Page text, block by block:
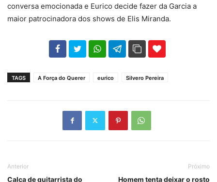
conversa emocionada e Eurico decide fazer da Garcia a
maior patrocinadora dos shows de Elis Miranda.
102 35
TAGS A Força do Querer eurico Silvero Pereira
Anterior
Calça de guitarrista do
Próximo
Homem tenta deixar o rosto